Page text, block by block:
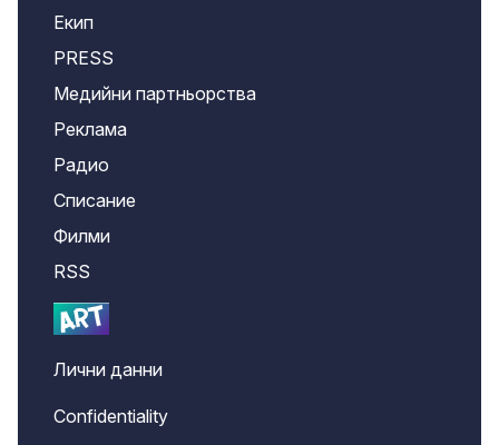
Екип
PRESS
Медийни партньорства
Реклама
Радио
Списание
Филми
RSS
Лични данни
Confidentiality